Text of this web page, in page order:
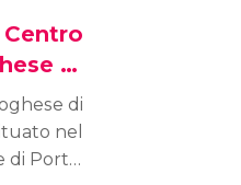
Centro
di
di
nel
di Porto,